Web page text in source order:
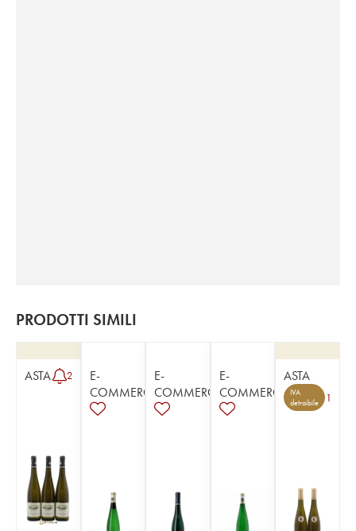
PRODOTTI SIMILI
ASTA 2
E-
COMMERCE
E-
COMMERCE
E-
COMMERCE
ASTA
IVA
detraibile
1